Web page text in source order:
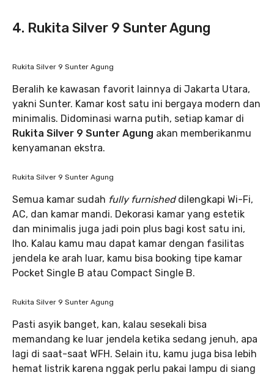
4. Rukita Silver 9 Sunter Agung
Rukita Silver 9 Sunter Agung
Beralih ke kawasan favorit lainnya di Jakarta Utara,
yakni Sunter. Kamar kost satu ini bergaya modern dan
minimalis. Didominasi warna putih, setiap kamar di
Rukita Silver 9 Sunter Agung akan memberikanmu
kenyamanan ekstra.
Rukita Silver 9 Sunter Agung
Semua kamar sudah fully furnished dilengkapi Wi-Fi,
AC, dan kamar mandi. Dekorasi kamar yang estetik
dan minimalis juga jadi poin plus bagi kost satu ini,
lho. Kalau kamu mau dapat kamar dengan fasilitas
jendela ke arah luar, kamu bisa booking tipe kamar
Pocket Single B atau Compact Single B.
Rukita Silver 9 Sunter Agung
Pasti asyik banget, kan, kalau sesekali bisa
memandang ke luar jendela ketika sedang jenuh, apa
lagi di saat-saat WFH. Selain itu, kamu juga bisa lebih
hemat listrik karena nggak perlu pakai lampu di siang